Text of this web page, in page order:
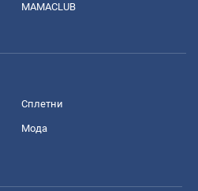
MAMACLUB
Сплетни
Мода